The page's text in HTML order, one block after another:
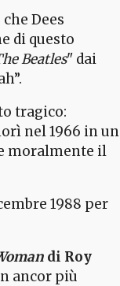
Dees
di questo
Beatles" dai
tragico:
nel 1966 in un
moralmente il
1988 per
di Roy
ancor più